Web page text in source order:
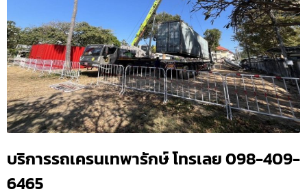
บริการรถเครนเทพารักษ์ โทรเลย 098-409-
6465